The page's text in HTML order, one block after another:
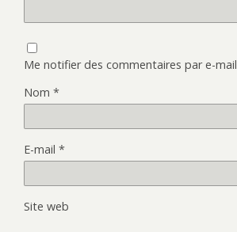
Me notifier des commentaires par e-mail
Nom *
E-mail *
Site web